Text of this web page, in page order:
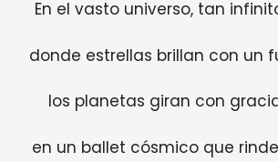
En el vasto universo, tan
donde estrellas brillan con un
los planetas giran con
en un ballet cósmico que